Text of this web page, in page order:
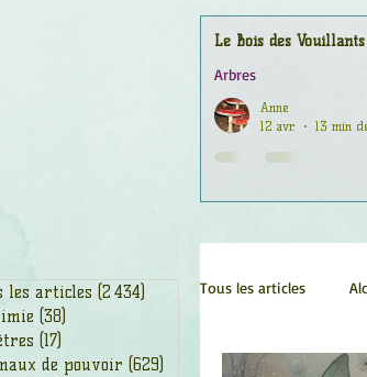
Le Bois des Vouillants
Arbres
Anne
12 avr.
13 min
les articles (2 434) 2 434 posts
(38)
(17)
de pouvoir (629) 629 posts
Tous les articles